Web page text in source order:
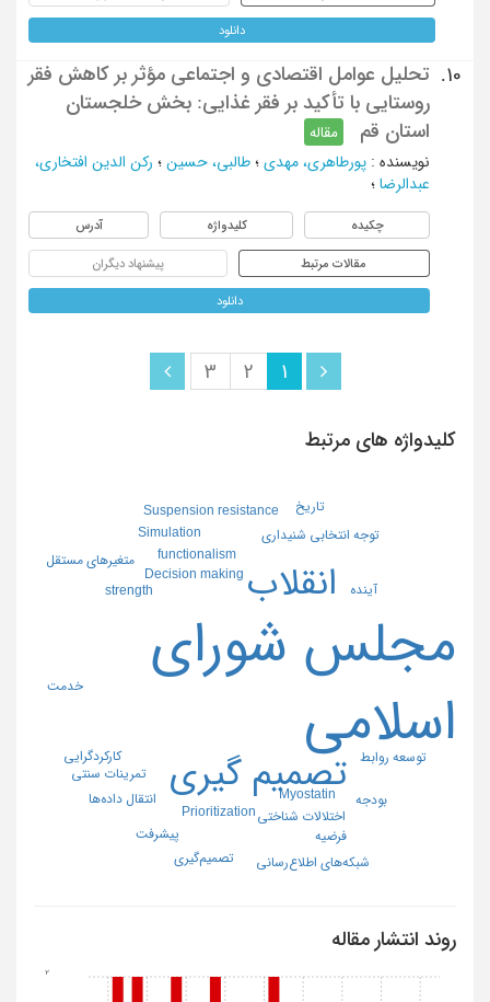
دانلود
10.
تحلیل عوامل اقتصادی و اجتماعی مؤثر بر کاهش فقر
روستایی با تأکید بر فقر غذایی: بخش خلجستان
استان قم
مقاله
نویسنده : پورطاهری، مهدی ؛ طالبی، حسین ؛ رکن الدین افتخاری،
عبدالرضا ؛
چکیده کلیدواژه آدرس
مقالات مرتبط پیشنهاد دیگران
دانلود
1
2
3
کلیدواژه های مرتبط
مجلس شورای
اسلامی
تصمیم گیری
انقلاب Decision making
functionalism
Myostatin
Prioritization
Simulation
strength
Suspension resistance
اختلالات شناختی
تمرینات سنتی
توجه انتخابی شنیداری
توسعه روابط کارکردگرایی
آینده
انتقال داده‌ها بودجه
پیشرفت
تاریخ
تصمیم‌گیری
خدمت
شبکه‌های اطلاع‌رسانی
فرضیه
متغیرهای مستقل
روند انتشار مقاله
2